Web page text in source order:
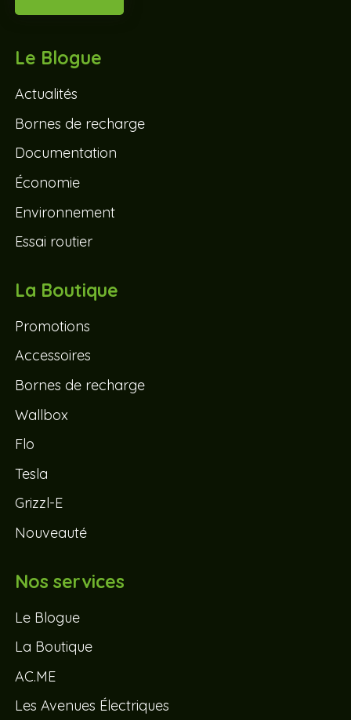
Le Blogue
Actualités
Bornes de recharge
Documentation
Économie
Environnement
Essai routier
La Boutique
Promotions
Accessoires
Bornes de recharge
Wallbox
Flo
Tesla
Grizzl-E
Nouveauté
Nos services
Le Blogue
La Boutique
AC.ME
Les Avenues Électriques